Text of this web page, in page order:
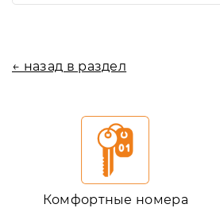
← назад в раздел
Комфортные номера